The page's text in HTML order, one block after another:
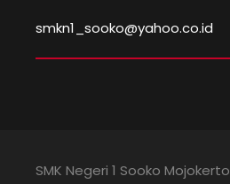
smkn1_sooko@yahoo.co.id
SMK Negeri 1 Sooko Mojokerto